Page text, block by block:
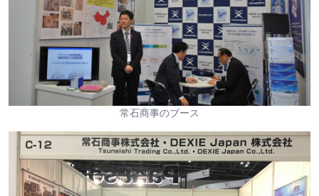
常石商事のブース